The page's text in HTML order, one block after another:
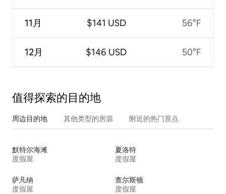
11月
12月
$141 USD
$146 USD
56°F
50°F
值得探索的目的地
周边目的地 其他类型的房源 附近的热门景点
默特尔海滩
度假屋
夏洛特
度假屋
萨凡纳
度假屋
查尔斯顿
度假屋